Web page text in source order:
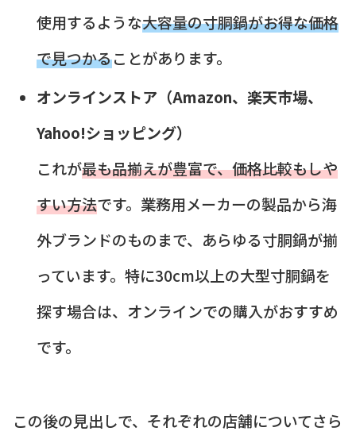
使用するような大容量の寸胴鍋がお得な価格
で見つかることがあります。
オンラインストア（Amazon、楽天市場、
Yahoo!ショッピング）
これが最も品揃えが豊富で、価格比較もしや
すい方法です。業務用メーカーの製品から海
外ブランドのものまで、あらゆる寸胴鍋が揃
っています。特に30cm以上の大型寸胴鍋を
探す場合は、オンラインでの購入がおすすめ
です。
この後の見出しで、それぞれの店舗についてさら